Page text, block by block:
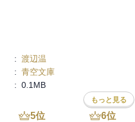
: 渡辺温
: 青空文庫
: 0.1MB
もっと見る
5位 6位